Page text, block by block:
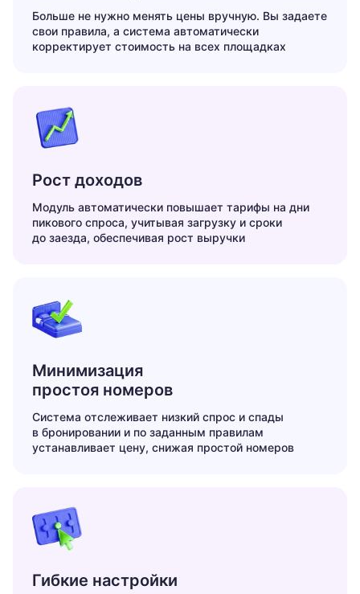
Больше не нужно менять цены вручную. Вы задаете
свои правила, а система автоматически
корректирует стоимость на всех площадках
Рост доходов
Модуль автоматически повышает тарифы на дни
пикового спроса, учитывая загрузку и сроки
до заезда, обеспечивая рост выручки
Минимизация
простоя номеров
Система отслеживает низкий спрос и спады
в бронировании и по заданным правилам
устанавливает цену, снижая простой номеров
Гибкие настройки